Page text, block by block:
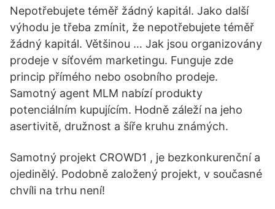
Nepotřebujete téměř žádný kapitál. Jako další
výhodu je třeba zmínit, že nepotřebujete téměř
žádný kapitál. Většinou … Jak jsou organizovány
prodeje v síťovém marketingu. Funguje zde
princip přímého nebo osobního prodeje.
Samotný agent MLM nabízí produkty
potenciálním kupujícím. Hodně záleží na jeho
asertivitě, družnost a šíře kruhu známých.
Samotný projekt CROWD1 , je bezkonkurenční a
ojedinělý. Podobně založený projekt, v současné
chvíli na trhu není!